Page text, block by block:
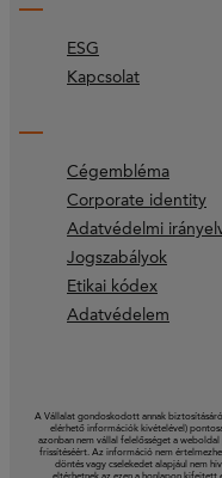
ESG
Kapcsolat
Cégembléma
Corporate identity
Adatvédelmi
Jogszabályok
Etikai kódex
Adatvédelem
A Vállalat gondoskodott annak
elérhető információk kivételével)
azonban nem vállal felelősséget a
frissítéséért. Az információ nem
döntés vagy cselekedet alapjául nem